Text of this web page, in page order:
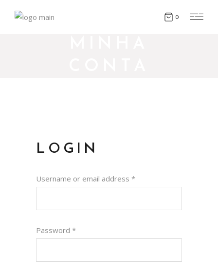
0
LOGIN
Username or email address *
Password *